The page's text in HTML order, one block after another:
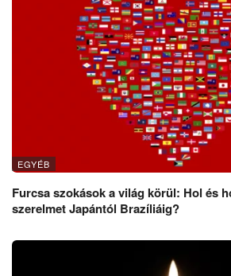
EGYÉB
Furcsa szokások a világ körül: Hol és
szerelmet Japántól Brazíliáig?